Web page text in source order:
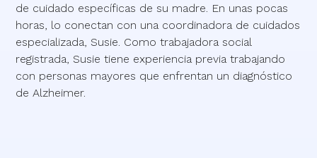
de cuidado específicas de su madre. En unas pocas
horas, lo conectan con una coordinadora de cuidados
especializada, Susie. Como trabajadora social
registrada, Susie tiene experiencia previa trabajando
con personas mayores que enfrentan un diagnóstico
de Alzheimer.